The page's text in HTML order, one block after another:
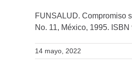
FUNSALUD. Compromiso
No. 11, México, 1995.
14 mayo, 2022